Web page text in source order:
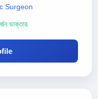
Surgeon
ডাক্তার